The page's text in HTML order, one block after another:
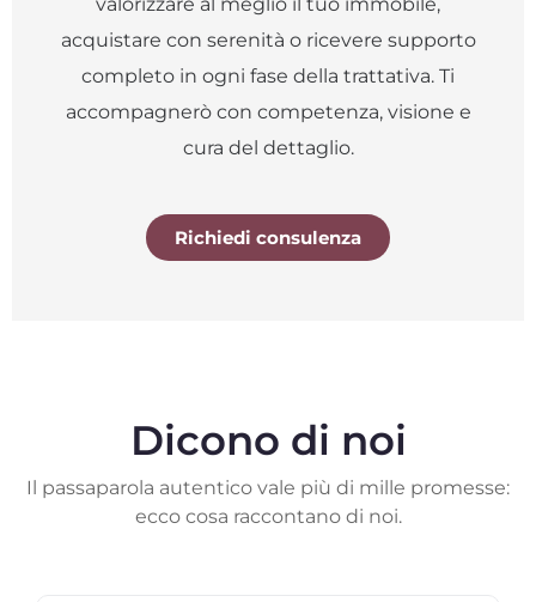
acquistare con serenità o ricevere supporto
completo in ogni fase della trattativa. Ti
accompagnerò con competenza, visione e
cura del dettaglio.
Richiedi consulenza
Dicono di noi
Il passaparola autentico vale più di mille promesse:
ecco cosa raccontano di noi.